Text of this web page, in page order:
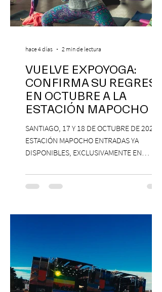
VUELVE EXPOYOGA:
CONFIRMA SU REGRESO
EN OCTUBRE A LA
ESTACIÓN MAPOCHO
SANTIAGO, 17 Y 18 DE OCTUBRE DE 2026,
ESTACIÓN MAPOCHO ENTRADAS YA
DISPONIBLES, EXCLUSIVAMENTE EN
con una edición renovada que reunirá
yoga, bienestar y vida consciente, con la
Antonella Orsini, Yoga Woman y más
Centro Cultural Estación Mapocho, espacio
que albergará durante dos jornadas una
pro
hace 4 días 2 min de lectura